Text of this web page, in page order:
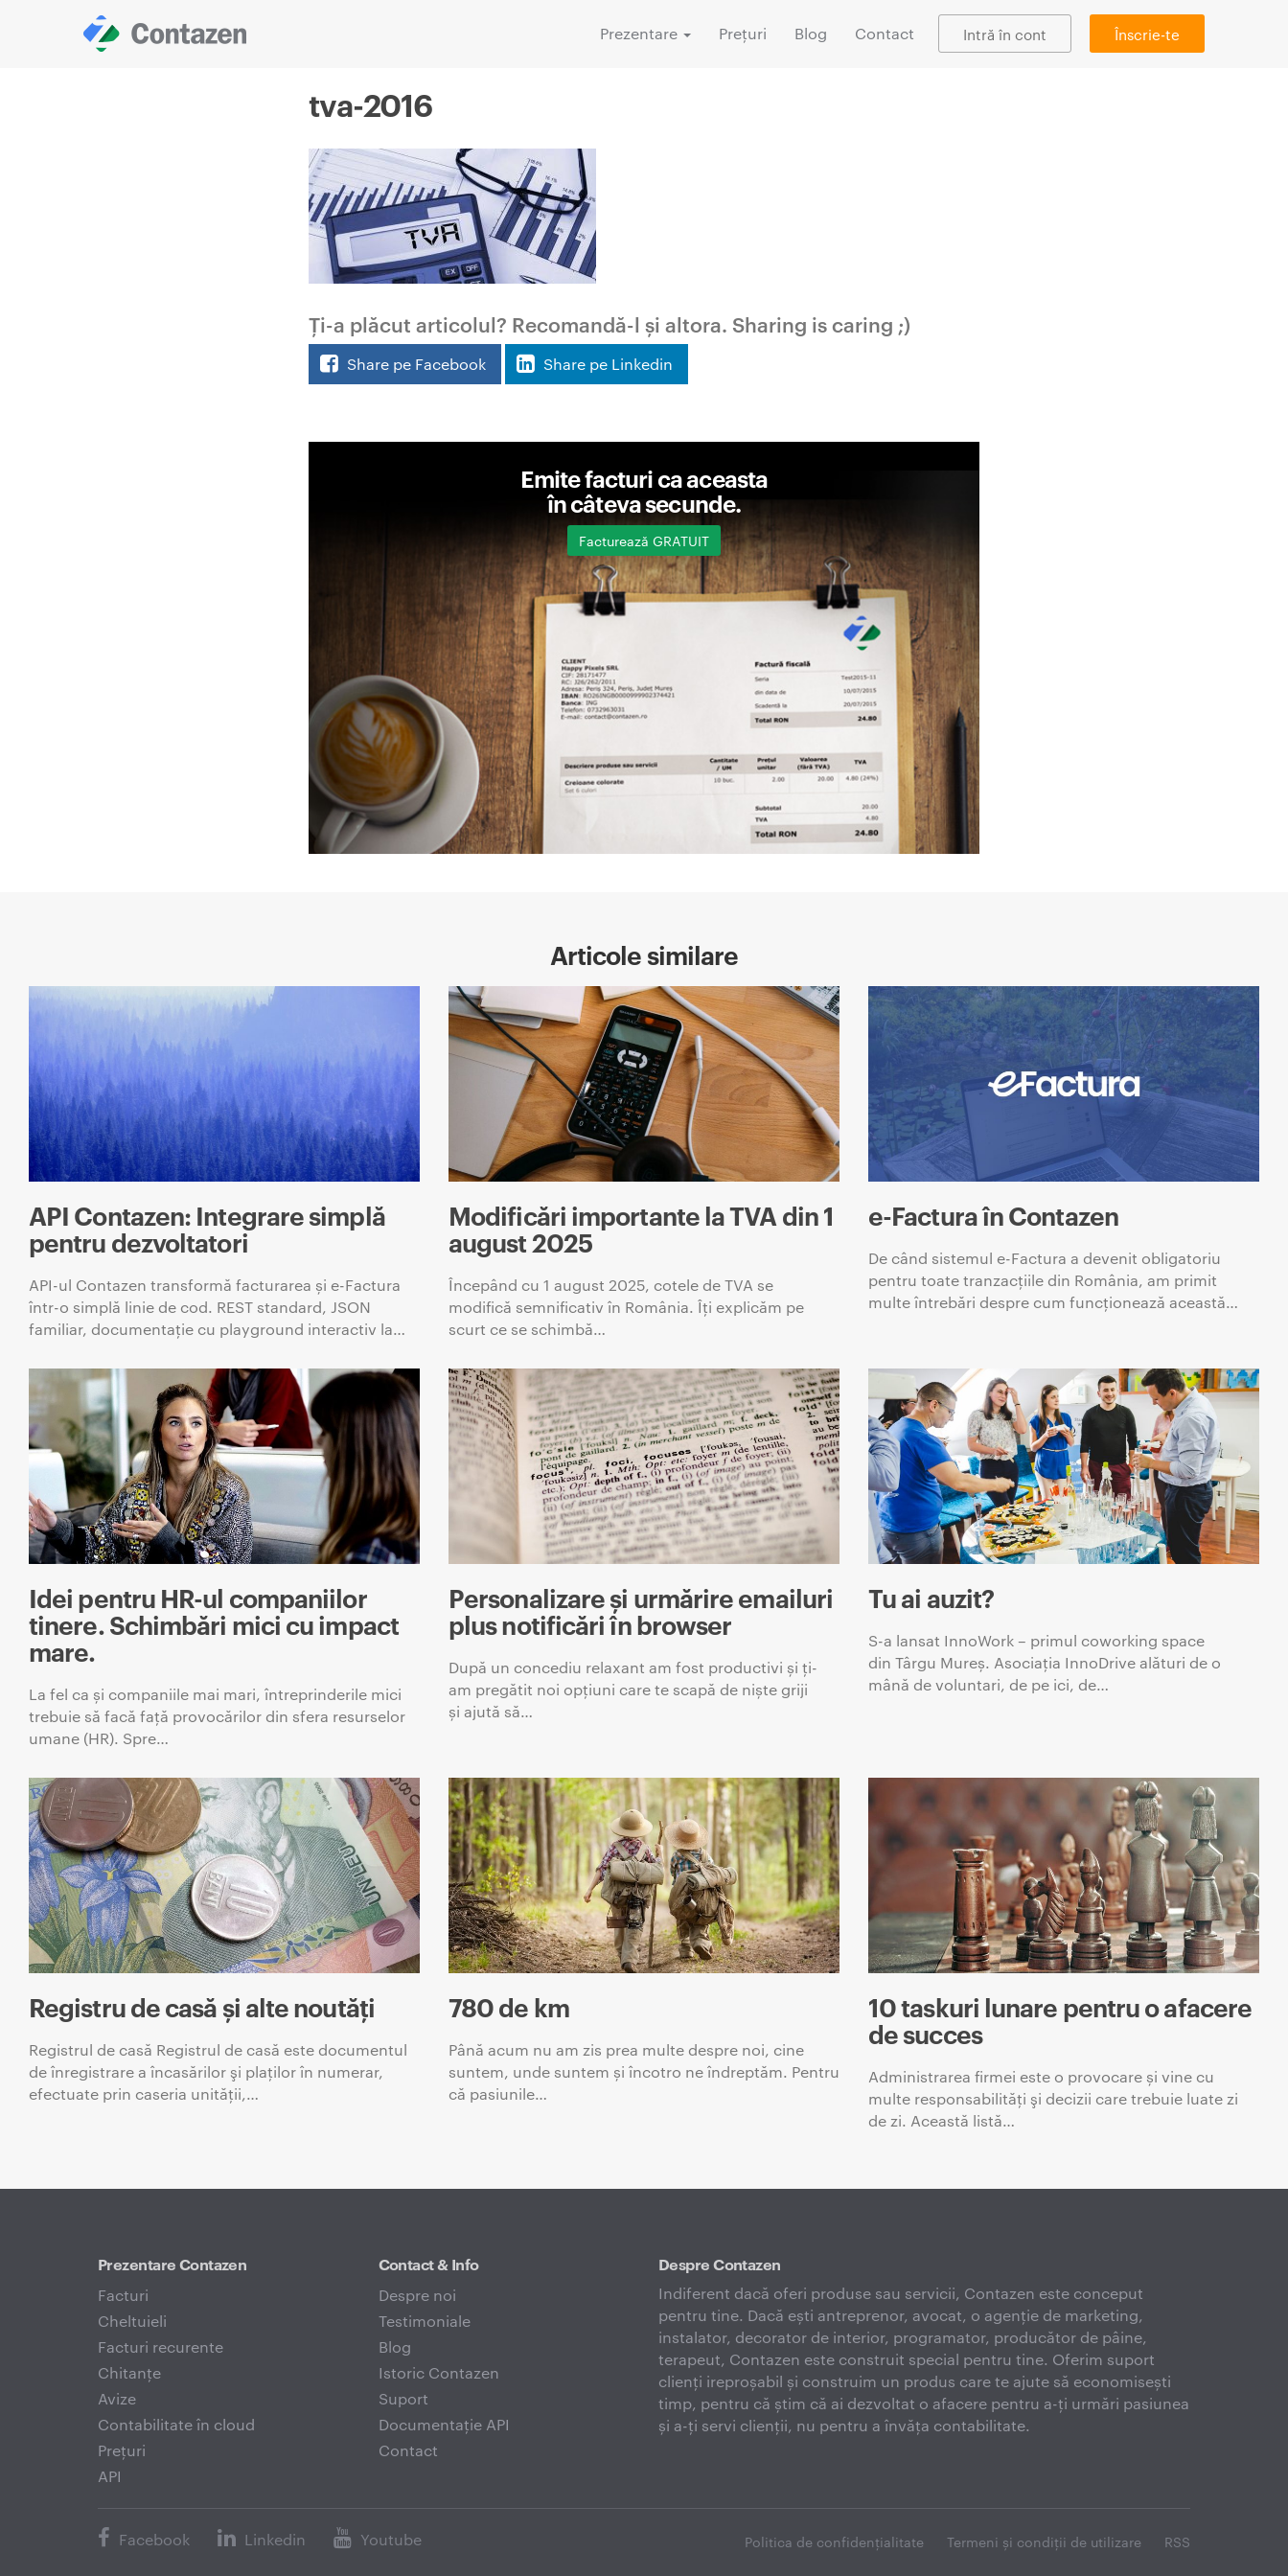
Intră în cont
Înscrie-te
Prezentare Prețuri Blog Contact
tva-2016
Ți-a plăcut articolul? Recomandă-l și altora. Sharing is caring ;)
Share pe Facebook Share pe Linkedin
Emite facturi ca aceasta
în câteva secunde.
Facturează GRATUIT
Articole similare
API Contazen: Integrare simplă
pentru dezvoltatori
API-ul Contazen transformă facturarea și e-Factura
într-o simplă linie de cod. REST standard, JSON
familiar, documentație cu playground interactiv la…
Modificări importante la TVA din 1
august 2025
Începând cu 1 august 2025, cotele de TVA se
modifică semnificativ în România. Îți explicăm pe
scurt ce se schimbă…
e-Factura în Contazen
De când sistemul e-Factura a devenit obligatoriu
pentru toate tranzacțiile din România, am primit
multe întrebări despre cum funcționează această…
Idei pentru HR-ul companiilor
tinere. Schimbări mici cu impact
mare.
La fel ca și companiile mai mari, întreprinderile mici
trebuie să facă față provocărilor din sfera resurselor
umane (HR). Spre…
Personalizare și urmărire emailuri
plus notificări în browser
După un concediu relaxant am fost productivi și ți-
am pregătit noi opțiuni care te scapă de niște griji
și ajută să…
Tu ai auzit?
S-a lansat InnoWork – primul coworking space
din Târgu Mureș. Asociația InnoDrive alături de o
mână de voluntari, de pe ici, de…
Registru de casă și alte noutăți
Registrul de casă Registrul de casă este documentul
de înregistrare a încasărilor şi plaţilor în numerar,
efectuate prin caseria unităţii,…
780 de km
Până acum nu am zis prea multe despre noi, cine
suntem, unde suntem și încotro ne îndreptăm. Pentru
că pasiunile…
10 taskuri lunare pentru o afacere
de succes
Administrarea firmei este o provocare și vine cu
multe responsabilităţi şi decizii care trebuie luate zi
de zi. Această listă…
Prezentare Contazen
Facturi
Cheltuieli
Facturi recurente
Chitanțe
Avize
Contabilitate în cloud
Prețuri
API
Contact & Info
Despre noi
Testimoniale
Blog
Istoric Contazen
Suport
Documentație API
Contact
Despre Contazen
Indiferent dacă oferi produse sau servicii, Contazen este conceput
pentru tine. Dacă ești antreprenor, avocat, o agenție de marketing,
instalator, decorator de interior, programator, producător de pâine,
terapeut, Contazen este construit special pentru tine. Oferim suport
clienți ireproșabil și construim un produs care te ajute să economisești
timp, pentru că știm că ai dezvoltat o afacere pentru a-ți urmări pasiunea
și a-ți servi clienții, nu pentru a învăța contabilitate.
Facebook Linkedin Youtube Politica de confidenţialitate Termeni și condiţii de utilizare RSS